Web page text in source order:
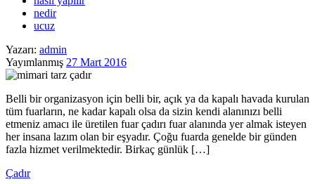
nedir
ucuz
Yazarı: admin
Yayımlanmış 27 Mart 2016
Belli bir organizasyon için belli bir, açık ya da kapalı havada kurulan
tüm fuarların, ne kadar kapalı olsa da sizin kendi alanınızı belli
etmeniz amacı ile üretilen fuar çadırı fuar alanında yer almak isteyen
her insana lazım olan bir eşyadır. Çoğu fuarda genelde bir günden
fazla hizmet verilmektedir. Birkaç günlük […]
Çadır